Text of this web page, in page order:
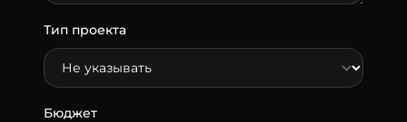
Тип проекта
Бюджет